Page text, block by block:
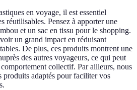
en voyage, il est essentiel
réutilisables. Pensez à apporter une
et un sac en tissu pour le shopping.
un grand impact en réduisant
De plus, ces produits montrent une
des autres voyageurs, ce qui peut
collectif. Par ailleurs, nous
produits adaptés pour faciliter vos